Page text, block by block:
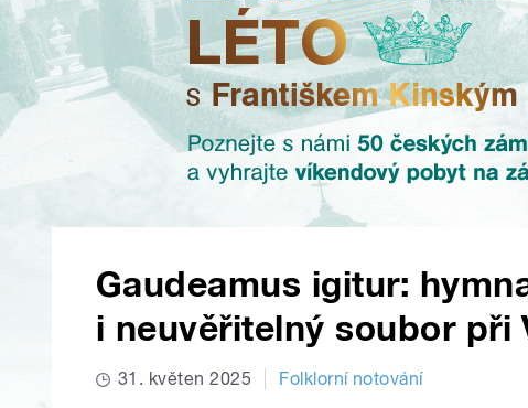
Gaudeamus igitur:
i neuvěřitelný soubor při
31. květen 2025 Folklorní notování